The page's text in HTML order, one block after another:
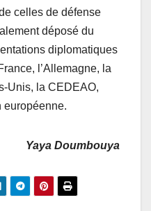
celles de défense
déposé du
diplomatiques
l’Allemagne, la
Unis, la CEDEAO,
européenne.
Yaya Doumbouya